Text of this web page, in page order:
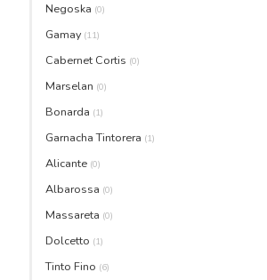
Negoska (0)
Gamay (11)
Cabernet Cortis (0)
Marselan (0)
Bonarda (1)
Garnacha Tintorera (1)
Alicante (0)
Albarossa (0)
Massareta (0)
Dolcetto (1)
Tinto Fino (6)